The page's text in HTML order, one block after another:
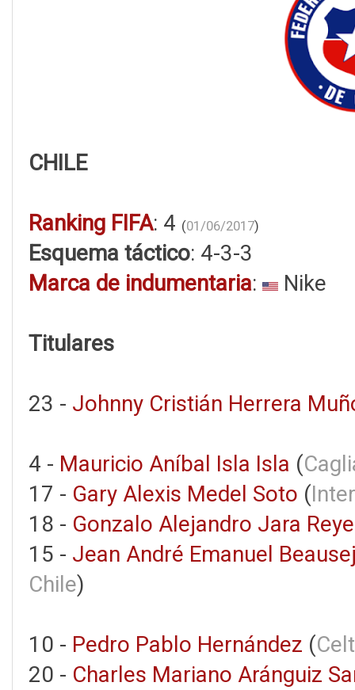
CHILE
Ranking FIFA: 4 (01/06/2017)
Esquema táctico: 4-3-3
Marca de indumentaria: Nike
Titulares
23 - Johnny Cristián Herrera
4 - Mauricio Aníbal Isla Isla (
17 - Gary Alexis Medel Soto (
18 - Gonzalo Alejandro Jara
15 - Jean André Emanuel
Chile)
10 - Pedro Pablo Hernández (
20 - Charles Mariano Aránguiz